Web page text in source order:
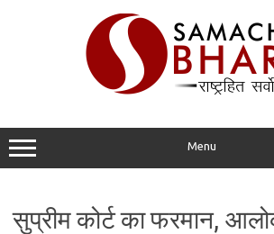
Menu
सुप्रीम कोर्ट का फरमान,